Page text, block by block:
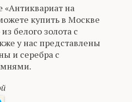
на
купить в Москве
белого золота с
у нас представлены
и серебра с